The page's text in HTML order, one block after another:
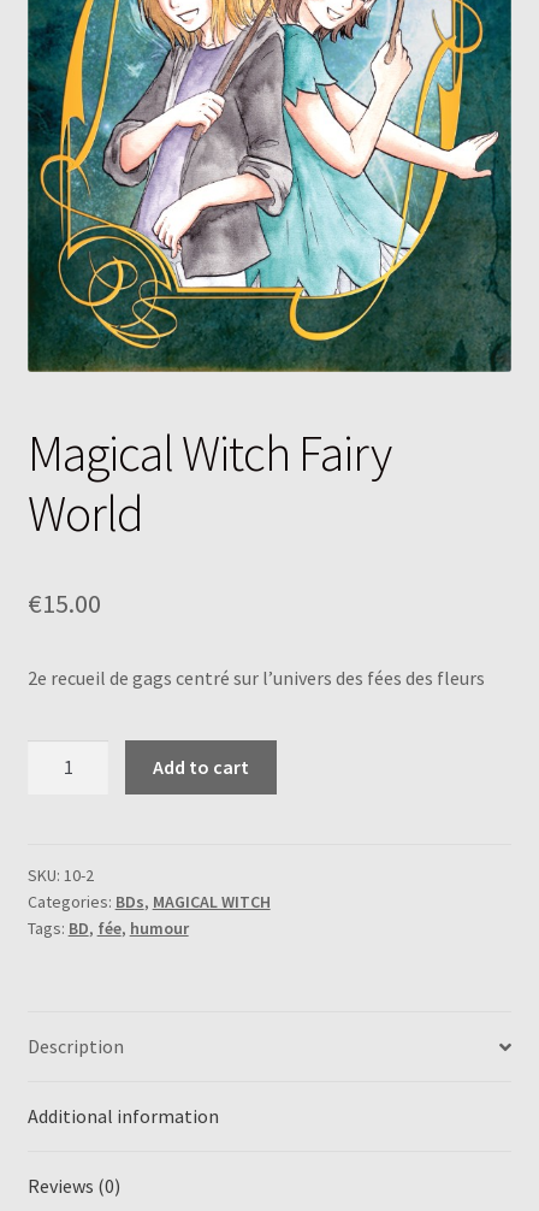
Magical Witch Fairy
World
€15.00
2e recueil de gags centré sur l’univers des fées des fleurs
quantity
Add to cart
SKU: 10-2
Categories: BDs, MAGICAL WITCH
Tags: BD, fée, humour
Description
Additional information
Reviews (0)